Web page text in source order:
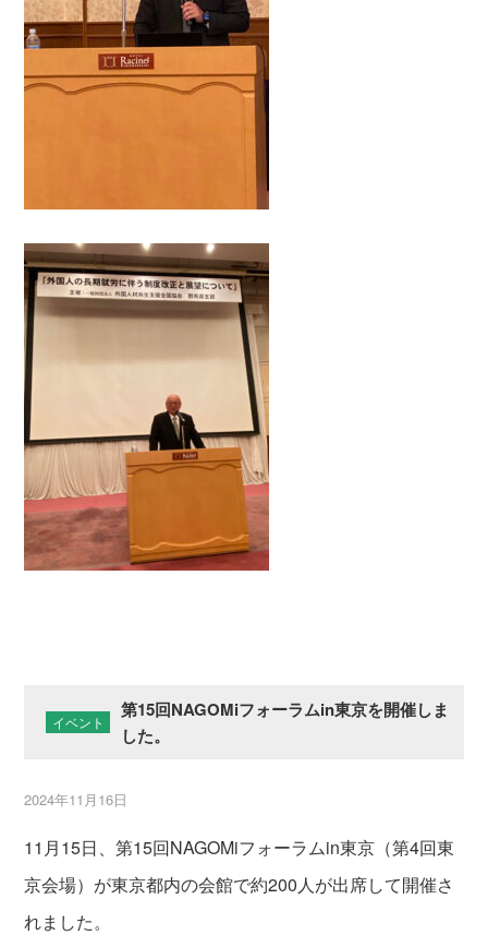
イベント
第15回NAGOMiフォーラムin東京を開催しま
した。
2024年11月16日
11月15日、第15回NAGOMiフォーラムin東京（第4回東
京会場）が東京都内の会館で約200人が出席して開催さ
れました。